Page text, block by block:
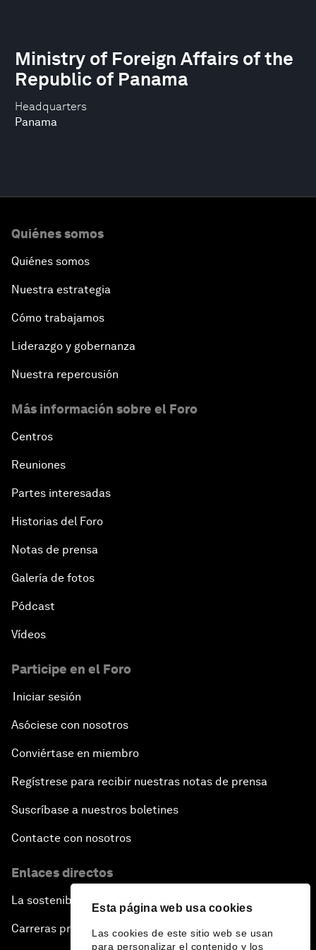
Esta página web usa cookies
Las cookies de este sitio web se usan
para personalizar el contenido y los
Headquarters
Panama
Ministry of Foreign Affairs of the
Republic of Panama
Quiénes somos
Quiénes somos
Nuestra estrategia
Cómo trabajamos
Liderazgo y gobernanza
Nuestra repercusión
Más información sobre el Foro
Centros
Reuniones
Partes interesadas
Historias del Foro
Notas de prensa
Galería de fotos
Pódcast
Vídeos
Participe en el Foro
Iniciar sesión
Asóciese con nosotros
Conviértase en miembro
Regístrese para recibir nuestras notas de prensa
Suscríbase a nuestros boletines
Contacte con nosotros
Enlaces directos
La sostenibilidad en el Foro
Carreras profesionales